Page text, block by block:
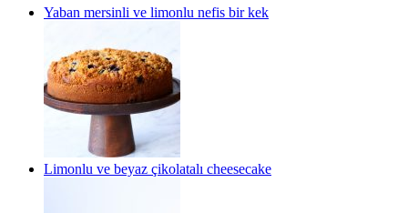
Yaban mersinli ve limonlu nefis bir kek
Limonlu ve beyaz çikolatalı cheesecake